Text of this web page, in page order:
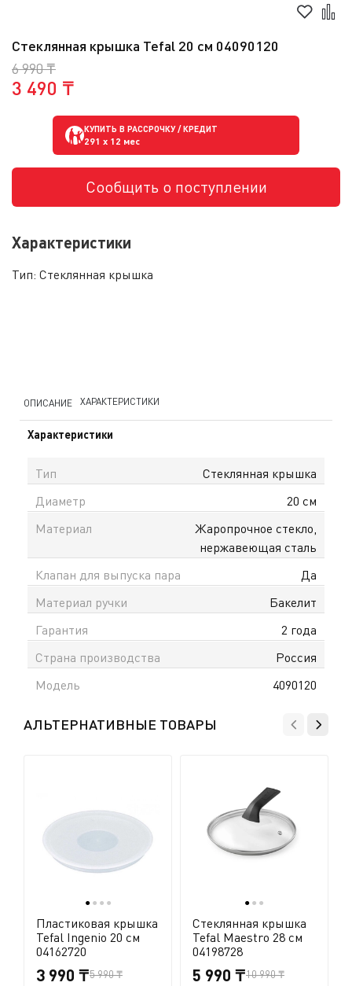
Стеклянная крышка Tefal 20 см 04090120
6 990 ₸
3 490 ₸
КУПИТЬ В РАССРОЧКУ / КРЕДИТ
291 x 12 мес
Сообщить о поступлении
Характеристики
Тип: Стеклянная крышка
ОПИСАНИЕ ХАРАКТЕРИСТИКИ
Характеристики
Тип
Стеклянная крышка
Диаметр
20 см
Материал
Жаропрочное стекло,
нержавеющая сталь
Клапан для выпуска пара
Да
Материал ручки
Бакелит
Гарантия
2 года
Страна производства
Россия
Модель
4090120
АЛЬТЕРНАТИВНЫЕ ТОВАРЫ
● ● ● ●
Пластиковая крышка
Tefal Ingenio 20 см
04162720
3 990 ₸5 990 ₸
● ● ●
Стеклянная крышка
Tefal Maestro 28 см
04198728
5 990 ₸10 990 ₸